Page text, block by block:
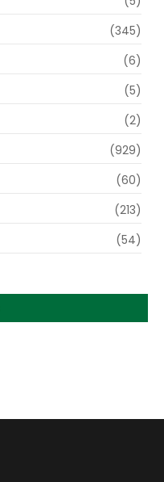
(345)
(6)
(5)
(2)
(929)
(60)
(213)
(54)